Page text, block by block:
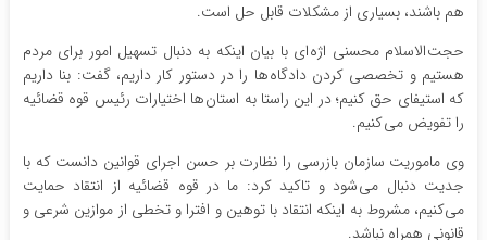
هم باشند، بسیاری از مشکلات قابل حل است.
حجت الاسلام محسنی اژه ای با بیان اینکه به دنبال تسهیل امور برای مردم
هستیم و تخصصی کردن دادگاه ها را در دستور کار داریم، گفت: بنا داریم
که استیفای حق کنیم؛ در این راستا به استان ها اختیارات رئیس قوه قضائیه
را تفویض می کنیم.
وی ماموریت سازمان بازرسی را نظارت بر حسن اجرای قوانین دانست که با
جدیت دنبال می شود و تاکید کرد: ما در قوه قضائیه از انتقاد حمایت
می‌کنیم، مشروط به اینکه انتقاد با توهین و افترا و تخطی از موازین شرعی و
قانونی همراه نباشد.